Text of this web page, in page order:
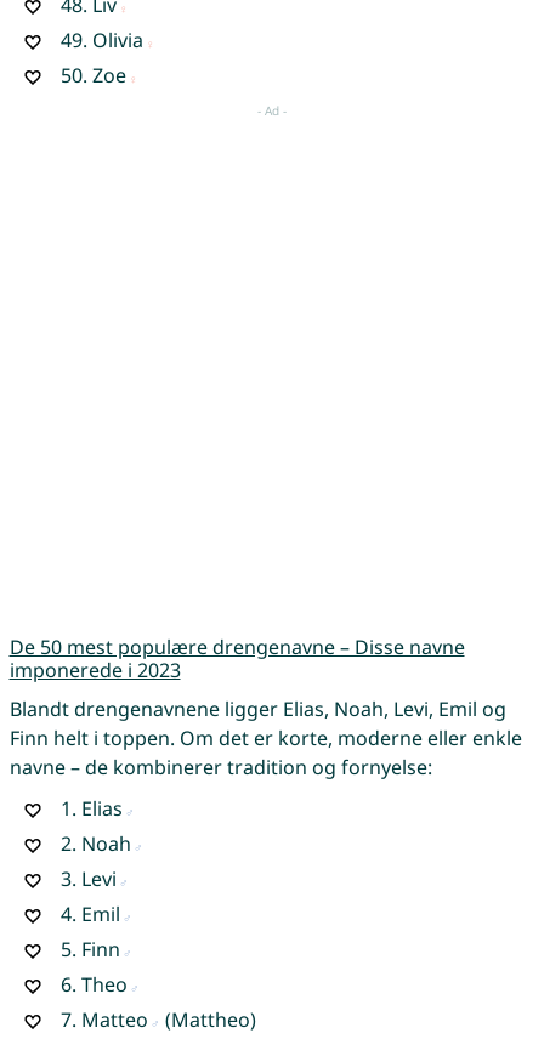
49. Olivia
50. Zoe
De 50 mest populære drengenavne – Disse navne
imponerede i 2023
Blandt drengenavnene ligger Elias, Noah, Levi, Emil og
Finn helt i toppen. Om det er korte, moderne eller enkle
navne – de kombinerer tradition og fornyelse:
1. Elias
2. Noah
3. Levi
4. Emil
5. Finn
6. Theo
7. Matteo
(Mattheo)